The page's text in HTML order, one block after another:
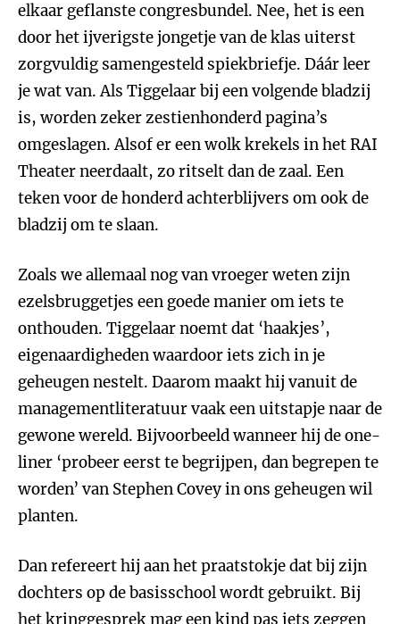
elkaar geflanste congresbundel. Nee, het is een
door het ijverigste jongetje van de klas uiterst
zorgvuldig samengesteld spiekbriefje. Dáár leer
je wat van. Als Tiggelaar bij een volgende bladzij
is, worden zeker zestienhonderd pagina’s
omgeslagen. Alsof er een wolk krekels in het RAI
Theater neerdaalt, zo ritselt dan de zaal. Een
teken voor de honderd achterblijvers om ook de
bladzij om te slaan.
Zoals we allemaal nog van vroeger weten zijn
ezelsbruggetjes een goede manier om iets te
onthouden. Tiggelaar noemt dat ‘haakjes’,
eigenaardigheden waardoor iets zich in je
geheugen nestelt. Daarom maakt hij vanuit de
managementliteratuur vaak een uitstapje naar de
gewone wereld. Bijvoorbeeld wanneer hij de one-
liner ‘probeer eerst te begrijpen, dan begrepen te
worden’ van Stephen Covey in ons geheugen wil
planten.
Dan refereert hij aan het praatstokje dat bij zijn
dochters op de basisschool wordt gebruikt. Bij
het kringgesprek mag een kind pas iets zeggen